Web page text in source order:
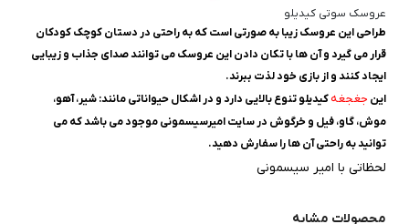
عروسک سوتی کیدیلو
طراحی این عروسک زیبا به صورتی است که به راحتی در دستان کوچک کودکان
قرار می گیرد و آن ها با تکان دادن این عروسک می توانند صدای جذاب و زیبایی
ایجاد کنند و از بازی خود لذت ببرند.
این جغجغهکیدیلو تنوع بالایی دارد و در اشکال حیواناتی مانند: شیر، آهو،
موش، گاو، فیل و خرگوش در سایت امیرسیسمونی موجود می باشد که می
توانید به راحتی آن ها را سفارش دهید.
لحظاتی با امیر سیسمونی
محصولات مشابه